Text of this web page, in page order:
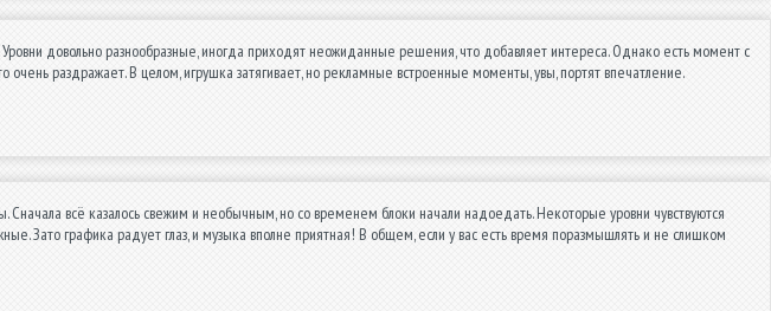
довольно разнообразные, иногда приходят неожиданные решения, что добавляет интереса. Однако есть момент с
раздражает. В целом, игрушка затягивает, но рекламные встроенные моменты, увы, портят впечатление.
Сначала всё казалось свежим и необычным, но со временем блоки начали надоедать. Некоторые уровни чувствуются
Зато графика радует глаз, и музыка вполне приятная! В общем, если у вас есть время поразмышлять и не слишком